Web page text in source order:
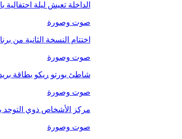
الداخلة تعيش ليلة
صوت وصورة
اختتام النسخة الثانية من
صوت وصورة
شاطئ بورتو ريكو بطاقة
صوت وصورة
مركز الأشخاص ذوي التوحد
صوت وصورة